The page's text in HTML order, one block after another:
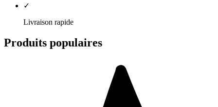
✓
Livraison rapide
Produits populaires